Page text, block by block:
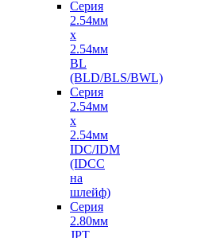
Серия
2.54мм
х
2.54мм
BL
(BLD/BLS/BWL)
Серия
2.54мм
х
2.54мм
IDC/IDM
(IDCC
на
шлейф)
Серия
2.80мм
JPT